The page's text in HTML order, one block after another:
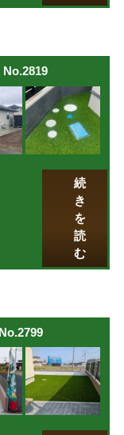
続
き
を
読
む